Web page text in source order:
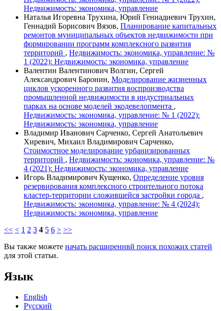
Недвижимость: экономика, управление
Наталья Игоревна Трухина, Юрий Геннадиевич Трухин,
Геннадий Борисович Вязов, Планирование капитальных
ремонтов муниципальных объектов недвижимости при
формировании программ комплексного развития
территорий , Недвижимость: экономика, управление: №
1 (2022): Недвижимость: экономика, управление
Валентин Валентинович Волгин, Сергей
Александрович Баронин, Моделирование жизненных
циклов ускоренного развития воспроизводства
промышленной недвижимости в индустриальных
парках на основе моделей экодевелопмента ,
Недвижимость: экономика, управление: № 1 (2022):
Недвижимость: экономика, управление
Владимир Иванович Сарченко, Сергей Анатольевич
Хиревич, Михаил Владимирович Сарченко,
Стоимостное моделирование урбанизированных
территорий , Недвижимость: экономика, управление: №
4 (2021): Недвижимость: экономика, управление
Игорь Владимирович Кущенко, Определение уровня
резервирования комплексного строительного потока
кластер-территории сложившейся застройки города ,
Недвижимость: экономика, управление: № 4 (2024):
Недвижимость: экономика, управление
<< < 1 2 3 4 5 6 > >>
Вы также можете начать расширеннвй поиск похожих статей
для этой статьи.
Язык
English
Русский